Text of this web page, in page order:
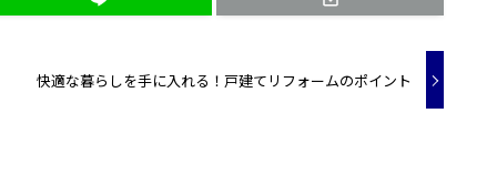
快適な暮らしを手に入れる！戸建てリフォームのポイント